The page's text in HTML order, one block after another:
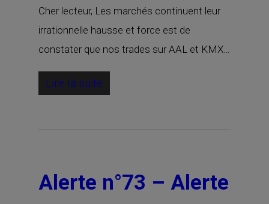
Cher lecteur, Les marchés continuent leur
irrationnelle hausse et force est de
constater que nos trades sur AAL et KMX…
Lire la suite
Alerte n°73 – Alerte